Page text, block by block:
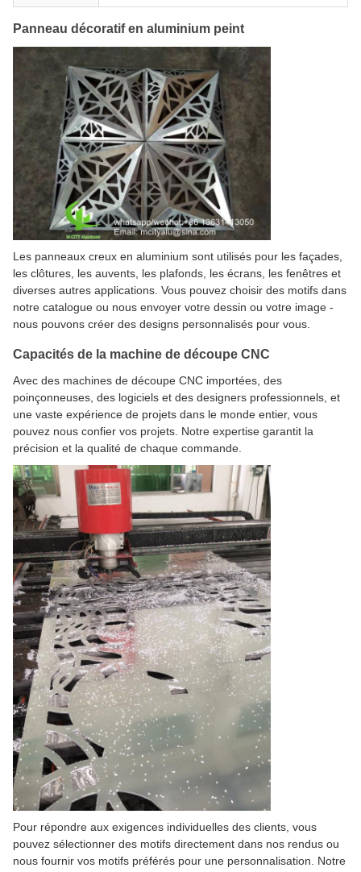
Panneau décoratif en aluminium peint
Les panneaux creux en aluminium sont utilisés pour les façades,
les clôtures, les auvents, les plafonds, les écrans, les fenêtres et
diverses autres applications. Vous pouvez choisir des motifs dans
notre catalogue ou nous envoyer votre dessin ou votre image -
nous pouvons créer des designs personnalisés pour vous.
Capacités de la machine de découpe CNC
Avec des machines de découpe CNC importées, des
poinçonneuses, des logiciels et des designers professionnels, et
une vaste expérience de projets dans le monde entier, vous
pouvez nous confier vos projets. Notre expertise garantit la
précision et la qualité de chaque commande.
Pour répondre aux exigences individuelles des clients, vous
pouvez sélectionner des motifs directement dans nos rendus ou
nous fournir vos motifs préférés pour une personnalisation. Notre